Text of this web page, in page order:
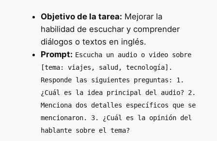
Objetivo de la tarea: Mejorar la
habilidad de escuchar y comprender
diálogos o textos en inglés.
Prompt: Escucha un audio o video sobre
[tema: viajes, salud, tecnología].
Responde las siguientes preguntas: 1.
¿Cuál es la idea principal del audio? 2.
Menciona dos detalles específicos que se
mencionaron. 3. ¿Cuál es la opinión del
hablante sobre el tema?